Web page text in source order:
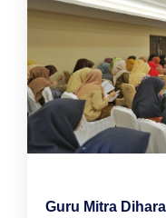
Guru Mitra